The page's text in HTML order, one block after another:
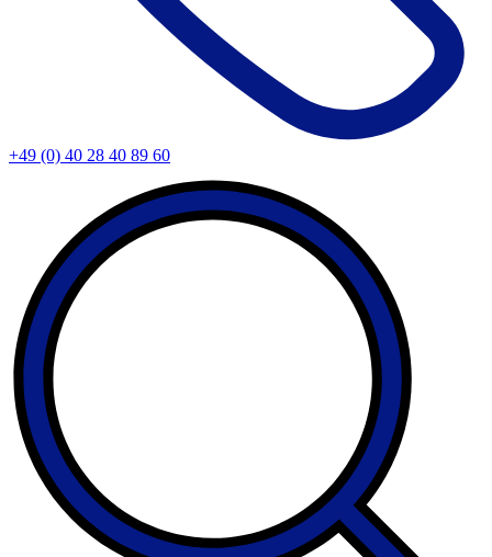
+49 (0) 40 28 40 89 60